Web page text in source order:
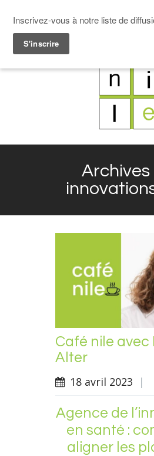
F L X
Archives
Café nile avec
Alter
18 avril 2023 |
Agence de
en santé :
aligner les